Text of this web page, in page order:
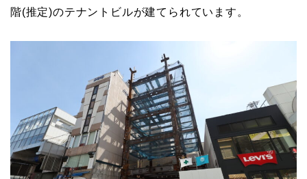
階(推定)のテナントビルが建てられています。